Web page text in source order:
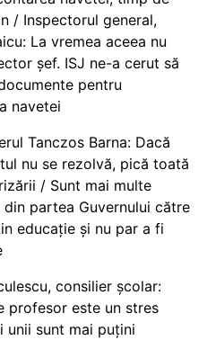
/ Inspectorul general,
La vremea aceea nu
șef. ISJ ne-a cerut să
pentru
navetei
Tanczos Barna: Dacă
nu se rezolvă, pică toată
/ Sunt mai multe
din partea Guvernului către
educație și nu par a fi
consilier școlar:
profesor este un stres
unii sunt mai puțini